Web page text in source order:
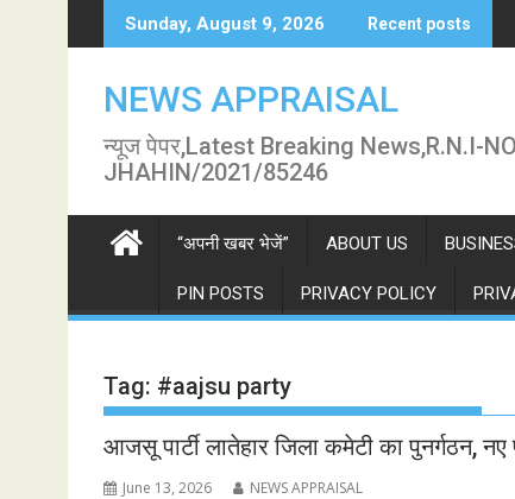
to
Sunday, August 9, 2026 Recent posts
NEWS APPRAISAL
न्यूज पेपर,Latest Breaking News,R.N.I-
JHAHIN/2021/85246
“अपनी खबर भेजें” ABOUT US
PIN POSTS PRIVACY POLICY
Tag: #aajsu party
आजसू पार्टी लातेहार जिला कमेटी का पुनर्गठन, नए
June 13, 2026 NEWS APPRAISAL